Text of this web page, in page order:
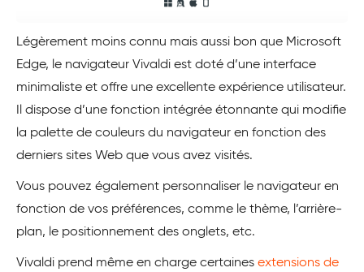
Légèrement moins connu mais aussi bon que Microsoft
Edge, le navigateur Vivaldi est doté d’une interface
minimaliste et offre une excellente expérience utilisateur.
Il dispose d’une fonction intégrée étonnante qui modifie
la palette de couleurs du navigateur en fonction des
derniers sites Web que vous avez visités.
Vous pouvez également personnaliser le navigateur en
fonction de vos préférences, comme le thème, l’arrière-
plan, le positionnement des onglets, etc.
Vivaldi prend même en charge certaines extensions de